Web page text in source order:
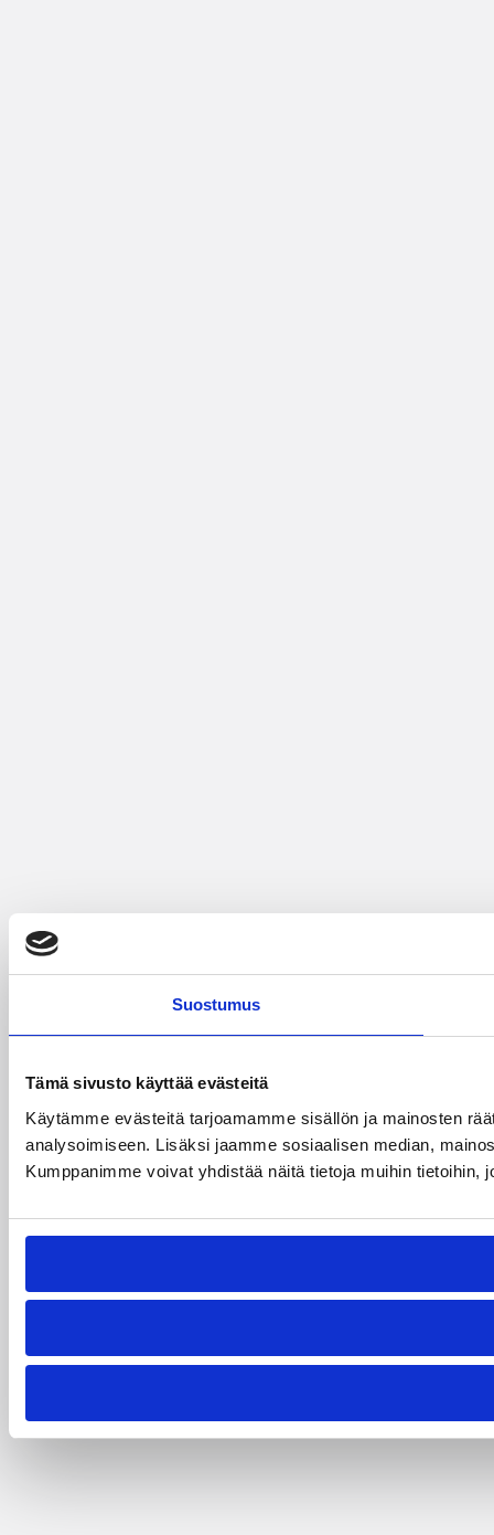
Suostumus
Tämä sivusto käyttää evästeitä
Käytämme evästeitä tarjoamamme sisällön ja mainosten
analysoimiseen. Lisäksi jaamme sosiaalisen median,
Kumppanimme voivat yhdistää näitä tietoja muihin tietoihin,